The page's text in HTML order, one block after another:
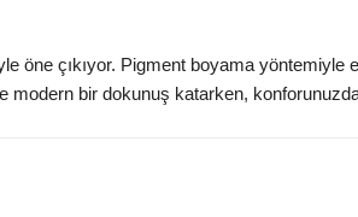
öne çıkıyor. Pigment boyama yöntemiyle
modern bir dokunuş katarken,